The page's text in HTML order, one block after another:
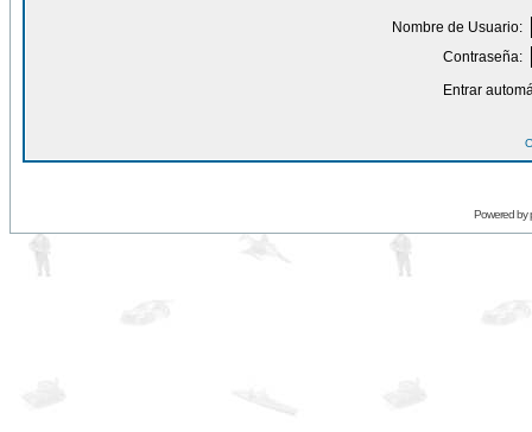
Nombre de Usuario:
Contraseña:
Entrar
Powered by